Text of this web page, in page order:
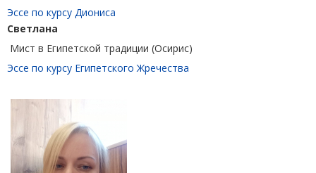
Эссе по курсу Диониса
Светлана
Мист в Египетской традиции (Осирис)
Эссе по курсу Египетского Жречества